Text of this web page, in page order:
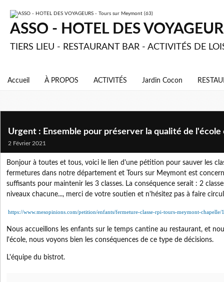
ASSO - HOTEL DES
TIERS LIEU - RESTAURANT BAR - ACTIVITÉS DE
Accueil À PROPOS ACTIVITÉS Jardin Cocon
Urgent : Ensemble pour préserver la qualité de
2 Février 2021
Bonjour à toutes et tous, voici le lien d'une pétition pour sauver les
fermetures dans notre département et Tours sur Meymont est
suffisants pour maintenir les 3 classes. La conséquence serait : 2
niveaux chacune..., merci de votre soutien et n'hésitez pas à faire
https://www.mesopinions.com/petition/enfants/fermeture-classe-rpi-tours-meymont-chapelle/
Nous accueillons les enfants sur le temps cantine au restaurant, et
l'école, nous voyons bien les conséquences de ce type de décisions.
L'équipe du bistrot.